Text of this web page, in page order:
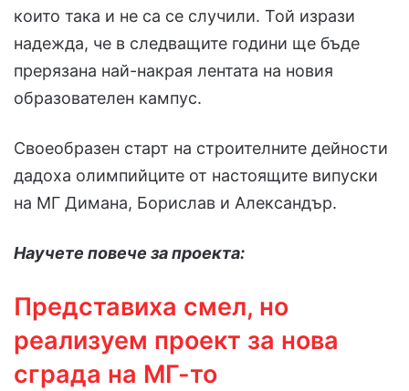
които така и не са се случили. Той изрази
надежда, че в следващите години ще бъде
прерязана най-накрая лентата на новия
образователен кампус.
Своеобразен старт на строителните дейности
дадоха олимпийците от настоящите випуски
на МГ Димана, Борислав и Александър.
Научете повече за проекта:
Представиха смел, но
реализуем проект за нова
сграда на МГ-то